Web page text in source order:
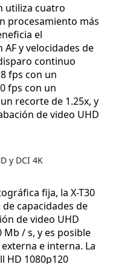
utiliza cuatro
procesamiento más
el
y velocidades de
continuo
fps con un
fps con un
recorte de 1.25x, y
de video UHD
y DCI 4K
fija, la X-T30
capacidades de
de video UHD
Mb / s, y es posible
e interna. La
HD 1080p120